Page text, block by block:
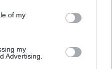
nuevo en este sitio web o
of my
my
Advertising.